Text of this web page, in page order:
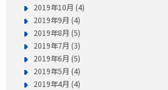
2019年10月 (4)
2019年9月 (4)
2019年8月 (5)
2019年7月 (3)
2019年6月 (5)
2019年5月 (4)
2019年4月 (4)